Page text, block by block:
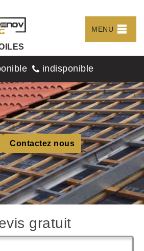
MENU
indisponible
Contactez nous
gratuit